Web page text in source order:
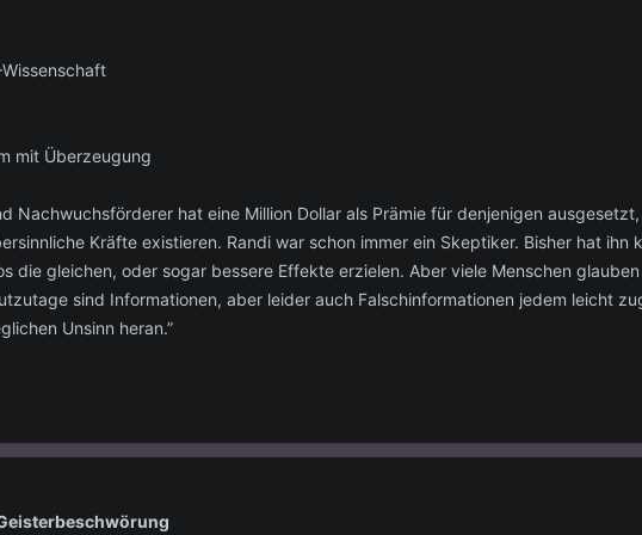
mit Überzeugung
Nachwuchsförderer hat eine Million Dollar als Prämie für denjenigen
Kräfte existieren. Randi war schon immer ein Skeptiker. Bisher hat ihn
die gleichen, oder sogar bessere Effekte erzielen. Aber viele Menschen
sind Informationen, aber leider auch Falschinformationen jedem leicht
Unsinn heran.”